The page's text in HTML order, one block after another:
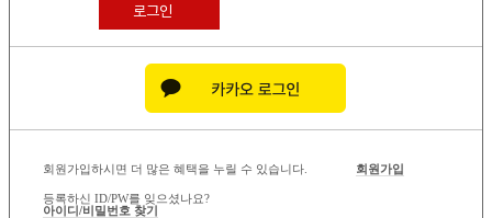
로그인
회원가입하시면 더 많은 혜택을 누릴 수 있습니다. 회원가입
등록하신 ID/PW를 잊으셨나요?
아이디/비밀번호 찾기